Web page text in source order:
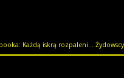
Każdą iskrą rozpaleni...